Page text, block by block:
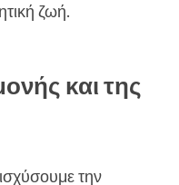
ζωή.
και της
την